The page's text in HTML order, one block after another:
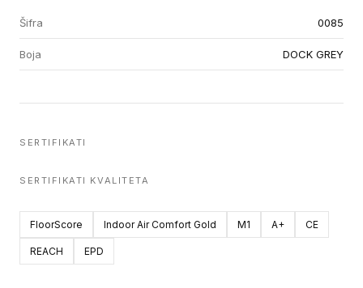
Šifra 0085
Boja DOCK GREY
SERTIFIKATI
SERTIFIKATI KVALITETA
FloorScore Indoor Air Comfort Gold M1 A+ CE
REACH EPD